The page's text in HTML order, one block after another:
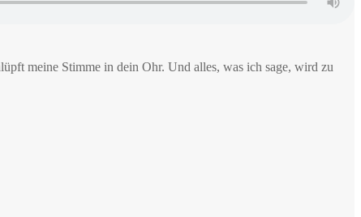
meine Stimme in dein Ohr. Und alles, was ich sage, wird zu